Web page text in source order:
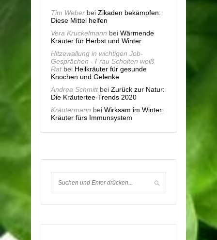
Tim Weber bei Zikaden bekämpfen:
Diese Mittel helfen
Vera Kruckelmann bei Wärmende
Kräuter für Herbst und Winter
Hitzewallung in wichtigen Job-
Gesprächen - Frau Scholten weiß
Ratbei Heilkräuter für gesunde
Knochen und Gelenke
Andrea Schmittbei Zurück zur Natur:
Die Kräutertee-Trends 2020
Kräutermann bei Wirksam im Winter:
Kräuter fürs Immunsystem